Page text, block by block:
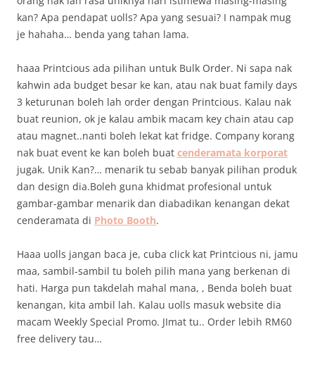
kan? Apa pendapat uolls? Apa yang sesuai? I nampak mug
je hahaha… benda yang tahan lama.
haaa Printcious ada pilihan untuk Bulk Order. Ni sapa nak
kahwin ada budget besar ke kan, atau nak buat family days
3 keturunan boleh lah order dengan Printcious. Kalau nak
buat reunion, ok je kalau ambik macam key chain atau cap
atau magnet..nanti boleh lekat kat fridge. Company korang
nak buat event ke kan boleh buat cenderamata korporat
jugak. Unik Kan?… menarik tu sebab banyak pilihan produk
dan design dia.Boleh guna khidmat profesional untuk
gambar-gambar menarik dan diabadikan kenangan dekat
cenderamata di Photo Booth.
Haaa uolls jangan baca je, cuba click kat Printcious ni, jamu
maa, sambil-sambil tu boleh pilih mana yang berkenan di
hati. Harga pun takdelah mahal mana, , Benda boleh buat
kenangan, kita ambil lah. Kalau uolls masuk website dia
macam Weekly Special Promo. JImat tu.. Order lebih RM60
free delivery tau…